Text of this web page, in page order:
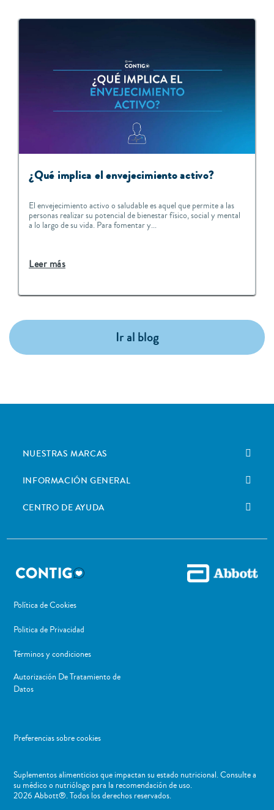
¿Qué implica el envejecimiento activo?
El envejecimiento activo o saludable es aquel que permite a las
personas realizar su potencial de bienestar físico, social y mental
a lo largo de su vida. Para fomentar y...
Leer más
Ir al blog
NUESTRAS MARCAS
INFORMACIÓN GENERAL
CENTRO DE AYUDA
Política de Cookies
Politica de Privacidad
Términos y condiciones
Autorización De Tratamiento de
Datos
Preferencias sobre cookies
Suplementos alimenticios que impactan su estado nutricional. Consulte a
su médico o nutriólogo para la recomendación de uso. ​
2026 Abbott®. Todos los derechos reservados.